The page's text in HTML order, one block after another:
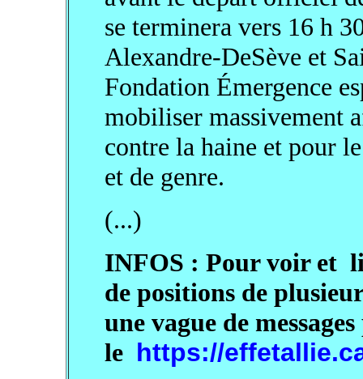
se terminera vers 16 h
Alexandre-DeSève et
Fondation Émergence
mobiliser massivement
contre la haine et pour
et de genre.
(...)
INFOS : Pour voir et
de positions de
une vague de
le https://